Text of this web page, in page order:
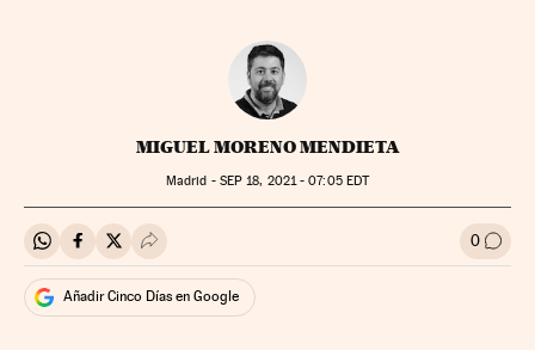
MIGUEL MORENO MENDIETA
Madrid - SEP 18, 2021 - 07:05EDT
Compartir en Whatsapp
Compartir en Facebook
Compartir en Twitter
Desplegar Redes Sociales 0 Ir a
Añadir Cinco Días en Google